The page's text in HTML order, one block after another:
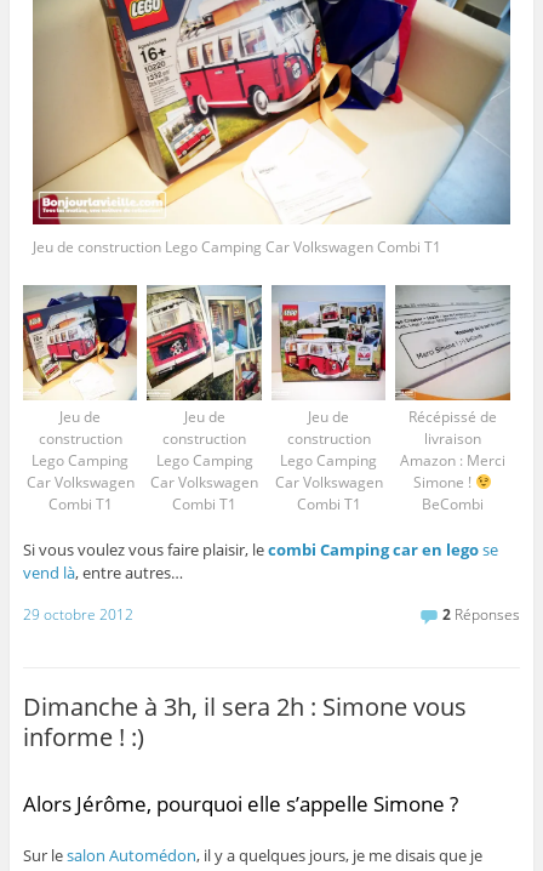
Jeu de construction Lego Camping Car Volkswagen Combi T1
Jeu de
construction
Lego Camping
Car Volkswagen
Combi T1
Jeu de
construction
Lego Camping
Car Volkswagen
Combi T1
Jeu de
construction
Lego Camping
Car Volkswagen
Combi T1
Récépissé de
livraison
Amazon : Merci
Simone !
BeCombi
Si vous voulez vous faire plaisir, lecombi Camping car en legose
vend là, entre autres…
29 octobre 2012 2 Réponses
Dimanche à 3h, il sera 2h : Simone vous
informe ! :)
Alors Jérôme, pourquoi elle s’appelle Simone ?
Sur lesalon Automédon, il y a quelques jours, je me disais que je